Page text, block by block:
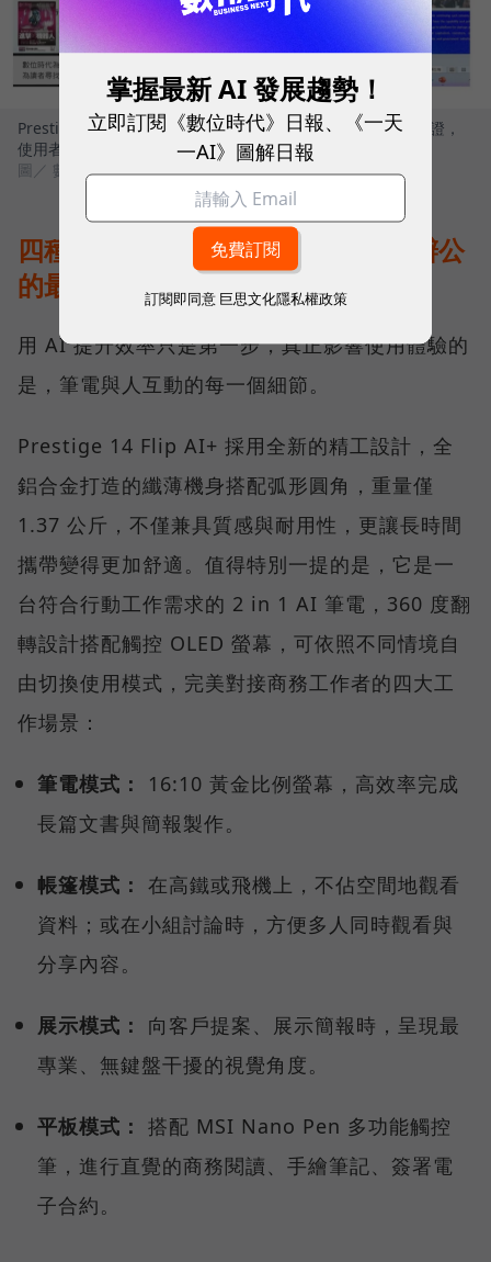
Prestige 14 Flip AI+完美符合 Windows Copilot+ PC 架構認證，
使用者可解鎖多項雲端無法執行的關鍵功能
圖／ 數位時代
四種模式自由切換，完美補足行動辦公
的最後一哩路
用 AI 提升效率只是第一步，真正影響使用體驗的
是，筆電與人互動的每一個細節。
Prestige 14 Flip AI+ 採用全新的精工設計，全
鋁合金打造的纖薄機身搭配弧形圓角，重量僅
1.37 公斤，不僅兼具質感與耐用性，更讓長時間
攜帶變得更加舒適。值得特別一提的是，它是一
台符合行動工作需求的 2 in 1 AI 筆電，360 度翻
轉設計搭配觸控 OLED 螢幕，可依照不同情境自
由切換使用模式，完美對接商務工作者的四大工
作場景：
筆電模式：
16:10 黃金比例螢幕，高效率完成
長篇文書與簡報製作。
帳篷模式： 在高鐵或飛機上，不佔空間地觀看
資料；或在小組討論時，方便多人同時觀看與
分享內容。
展示模式：
向客戶提案、展示簡報時，呈現最
專業、無鍵盤干擾的視覺角度。
平板模式： 搭配 MSI Nano Pen 多功能觸控
筆，進行直覺的商務閱讀、手繪筆記、簽署電
子合約。
掌握最新 AI 發展趨勢！
立即訂閱《數位時代》日報、《一天
一AI》圖解日報
訂閱即同意 巨思文化隱私權政策